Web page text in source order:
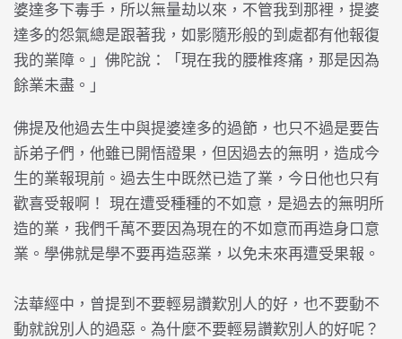
婆達多下毒手，所以無量劫以來，不管我到那裡，提婆
達多的怨氣總是跟著我，如影隨形般的到處都有他報復
我的業障。」佛陀說：「現在我的腰椎疼痛，那是因為
餘業未盡。」
佛提及他過去生中與提婆達多的過節，也只不過是要告
訴弟子們，他雖已開悟證果，但因過去的無明，造成今
生的業報現前。過去生中既然已造了業，今日他也只有
歡喜受報啊！ 現在遭受種種的不如意，是過去的無明所
造的業，我們千萬不要因為現在的不如意而再造身口意
業。學佛就是學不要再造惡業，以免未來再遭受果報。
法華經中，曾提到不要輕易讚歎別人的好，也不要動不
動就說別人的過惡。為什麼不要輕易讚歎別人的好呢？